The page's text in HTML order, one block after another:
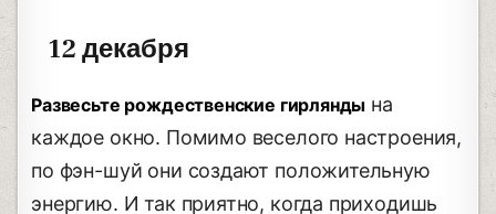
12 декабря
Развесьте рождественские гирлянды на
каждое окно. Помимо веселого настроения,
по фэн-шуй они создают положительную
энергию. И так приятно, когда приходишь